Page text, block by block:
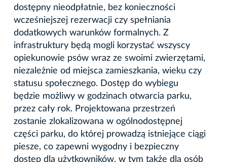
dostępny nieodpłatnie, bez konieczności
wcześniejszej rezerwacji czy spełniania
dodatkowych warunków formalnych. Z
infrastruktury będą mogli korzystać wszyscy
opiekunowie psów wraz ze swoimi zwierzętami,
niezależnie od miejsca zamieszkania, wieku czy
statusu społecznego. Dostęp do wybiegu
będzie możliwy w godzinach otwarcia parku,
przez cały rok. Projektowana przestrzeń
zostanie zlokalizowana w ogólnodostępnej
części parku, do której prowadzą istniejące ciągi
piesze, co zapewni wygodny i bezpieczny
dostęp dla użytkowników, w tym także dla osób